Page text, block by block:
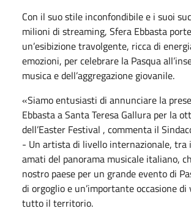
Con il suo stile inconfondibile e i suoi
milioni di streaming, Sfera Ebbasta
un’esibizione travolgente, ricca di
emozioni, per celebrare la Pasqua
musica e dell’aggregazione giovanile.
«Siamo entusiasti di annunciare la
Ebbasta a Santa Teresa Gallura per la
dell’Easter Festival , commenta il
- Un artista di livello internazionale, tra
amati del panorama musicale italiano,
nostro paese per un grande evento di
di orgoglio e un’importante occasione
tutto il territorio.